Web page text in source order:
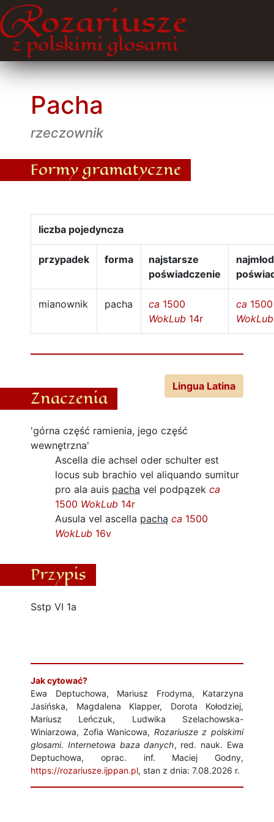
Pacha
rzeczownik
Formy gramatyczne
liczba pojedyncza
przypadek forma
najstarsze
poświadczenie
mianownik pacha ca 1500
WokLub 14r
ca 1500
WokLub
Znaczenia
Lingua Latina
'górna część ramienia, jego część
wewnętrzna'
Ascella die achsel oder schulter est
locus sub brachio vel aliquando sumitur
pro ala auis pacha vel podpązek ca
1500 WokLub 14r
Ausula vel ascella pachą ca 1500
WokLub 16v
Przypis
Sstp VI 1a
Jak cytować?
Ewa Deptuchowa, Mariusz Frodyma, Katarzyna
Jasińska, Magdalena Klapper, Dorota Kołodziej,
Mariusz Leńczuk, Ludwika Szelachowska-
Winiarzowa, Zofia Wanicowa, Rozariusze z polskimi
glosami. Internetowa baza danych, red. nauk. Ewa
Deptuchowa, oprac. inf. Maciej Godny,
https://rozariusze.ijppan.pl, stan z dnia: 7.08.2026 r.